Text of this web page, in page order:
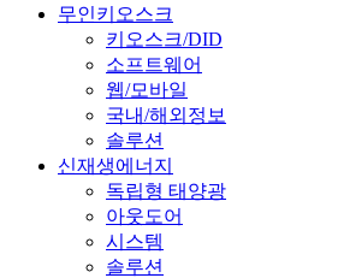
무인키오스크
키오스크/DID
소프트웨어
웹/모바일
국내/해외정보
솔루션
신재생에너지
독립형 태양광
아웃도어
시스템
솔루션